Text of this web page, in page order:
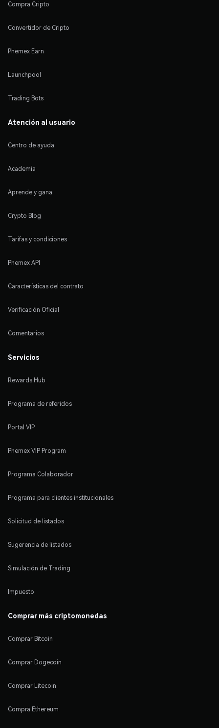
Compra Cripto
Convertidor de Cripto
Phemex Earn
Launchpool
Trading Bots
Atención al usuario
Centro de ayuda
Academia
Aprende y gana
Crypto Blog
Tarifas y condiciones
Phemex API
Características del contrato
Verificación Oficial
Comentarios
Servicios
Rewards Hub
Programa de referidos
Portal VIP
Phemex VIP Program
Programa Colaborador
Programa para clientes institucionales
Solicitud de listados
Sugerencia de listados
Simulación de Trading
Impuesto
Comprar más criptomonedas
Comprar Bitcoin
Comprar Dogecoin
Comprar Litecoin
Compra Ethereum